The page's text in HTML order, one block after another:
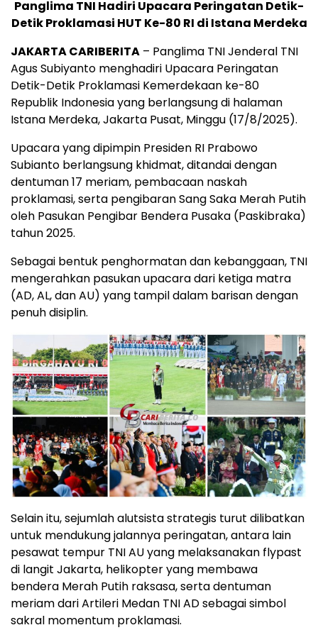
Panglima TNI Hadiri Upacara Peringatan Detik-
Detik Proklamasi HUT Ke-80 RI di Istana Merdeka
JAKARTA CARIBERITA – Panglima TNI Jenderal TNI
Agus Subiyanto menghadiri Upacara Peringatan
Detik-Detik Proklamasi Kemerdekaan ke-80
Republik Indonesia yang berlangsung di halaman
Istana Merdeka, Jakarta Pusat, Minggu (17/8/2025).
Upacara yang dipimpin Presiden RI Prabowo
Subianto berlangsung khidmat, ditandai dengan
dentuman 17 meriam, pembacaan naskah
proklamasi, serta pengibaran Sang Saka Merah Putih
oleh Pasukan Pengibar Bendera Pusaka (Paskibraka)
tahun 2025.
Sebagai bentuk penghormatan dan kebanggaan, TNI
mengerahkan pasukan upacara dari ketiga matra
(AD, AL, dan AU) yang tampil dalam barisan dengan
penuh disiplin.
Selain itu, sejumlah alutsista strategis turut dilibatkan
untuk mendukung jalannya peringatan, antara lain
pesawat tempur TNI AU yang melaksanakan flypast
di langit Jakarta, helikopter yang membawa
bendera Merah Putih raksasa, serta dentuman
meriam dari Artileri Medan TNI AD sebagai simbol
sakral momentum proklamasi.